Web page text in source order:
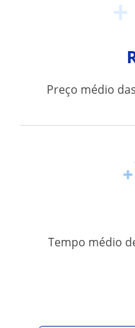
Preço médio
Tempo médio